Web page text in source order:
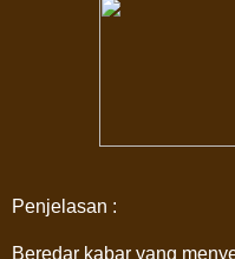
Penjelasan :
Beredar kabar yang